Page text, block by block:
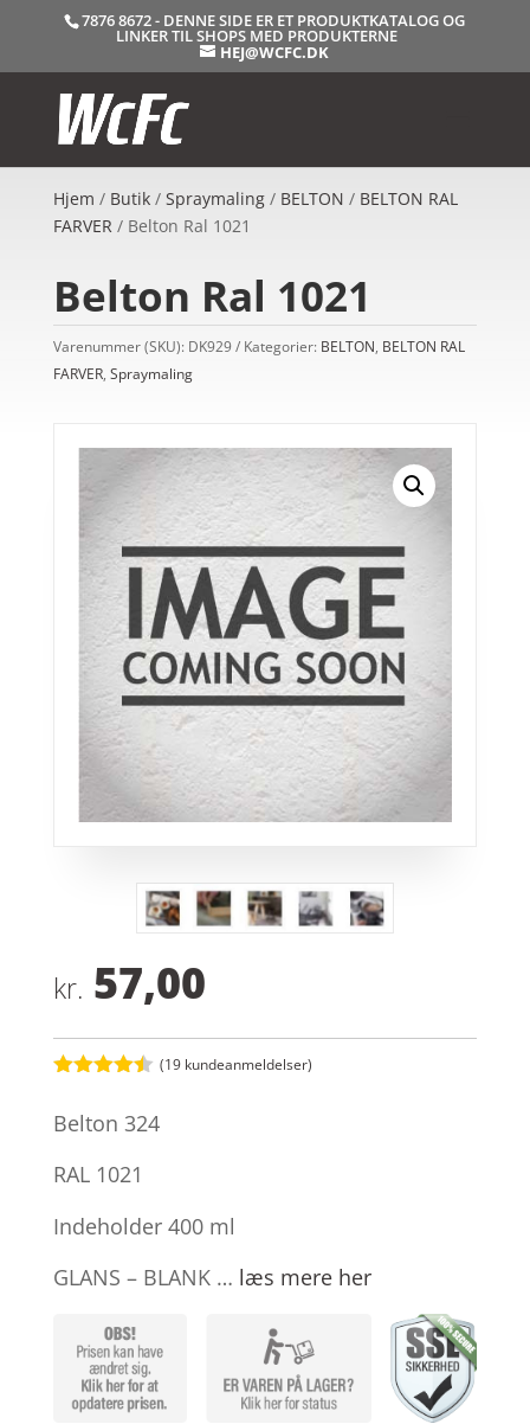
7876 8672 - DENNE SIDE ER ET PRODUKTKATALOG OG
LINKER TIL SHOPS MED PRODUKTERNE
HEJ@WCFC.DK
Hjem / Butik/ Spraymaling/ BELTON / BELTON RAL
FARVER/ Belton Ral 1021
Belton Ral 1021
Varenummer (SKU): DK929 Kategorier: BELTON, BELTON RAL
FARVER, Spraymaling
kr. 57,00
ud af 5
på
kundebedø
(19 kundeanmeldelser)
Belton 324
RAL 1021
Indeholder 400 ml
GLANS – BLANK … læs mere her